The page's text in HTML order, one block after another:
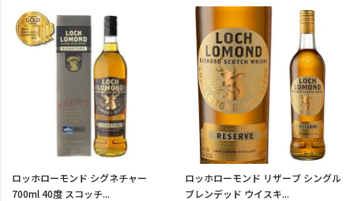
ロッホローモンド シグネチャー
700ml 40度 スコッチ...
ロッホローモンド リザーブ シングル
ブレンデッド ウイスキ...